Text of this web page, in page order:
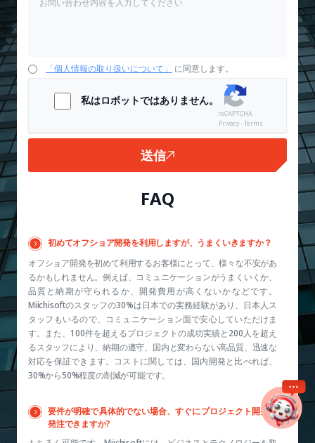
「個人情報の取り扱いについて」 に同意します。
私はロボットではありません。
Privacy - Terms
送信
FAQ
初めてオフショア開発を利用しますが、うまくいきますか？
オフショア開発を初めて利用するお客様にとって、様々な不安があ
るかもしれません。例えば、コミュニケーションがうまくいくか、
品質と納期が守られるか、開発費用が高くないかなどです。
Miichisoftのスタッフの30%は日本での実務経験があり、日本人ス
タッフもいるので、コミュニケーション面で安心していただけま
す。また、100件を超えるプロジェクトの成功実績と200人を超え
るスタッフにより、納期の遵守、国内と変わらない高品質、迅速な
対応を保証できます。コストに関しては、国内開発と比べれば、
30%から50%程度の削減が可能です。
要件が明確で具体的でない場合、すぐにプロジェクト開発を
発注できますか?